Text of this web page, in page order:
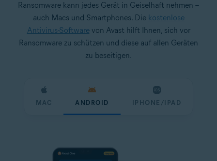
Ransomware kann jedes Gerät in Geiselhaft nehmen –
auch Macs und Smartphones. Die kostenlose
Antivirus-Softwarevon Avast hilft Ihnen, sich vor
Ransomware zu schützen und diese auf allen Geräten
zu beseitigen.
MAC ANDROID IPHONE/IPAD